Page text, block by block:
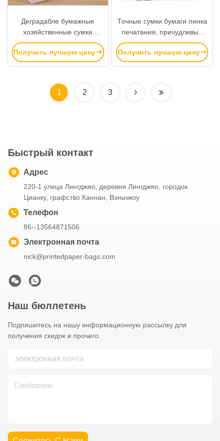
Деградабле бумажные
хозяйственные сумки
любой цвет доступный для
бакалеи/упаковки еды
Получить лучшую цену
Точные сумки бумаги пинка
печатания, причудливые
хозяйственные сумки
бутика
Получить лучшую цену
1 2 3
Быстрый контакт
Адрес
220-1 улица Лингджяо, деревня Лингджяо, городок
Цианку, графство Каннан, Вэньчжоу
Телефон
86--13564871506
Электронная почта
nick@printedpaper-bags.com
Наш бюллетень
Подпишитесь на нашу информационную рассылку для
получения скидок и прочего.